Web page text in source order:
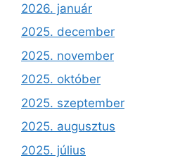
2026. január
2025. december
2025. november
2025. október
2025. szeptember
2025. augusztus
2025. július